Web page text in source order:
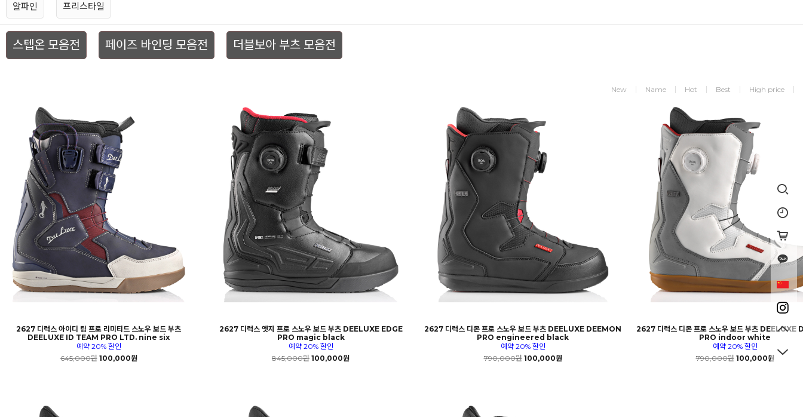
알파인 프리스타일
스텝온 모음전 페이즈 바인딩 모음전 더블보아 부츠 모음전
New Name Hot Best High price
2627 디럭스 아이디 팀 프로 리미티드 스노우 보드 부츠
DEELUXE ID TEAM PRO LTD. nine six
예약 20% 할인
645,000원 100,000원
2627 디럭스 엣지 프로 스노우 보드 부츠 DEELUXE EDGE
PRO magic black
예약 20% 할인
845,000원 100,000원
2627 디럭스 디몬 프로 스노우 보드 부츠 DEELUXE DEEMON
PRO engineered black
예약 20% 할인
790,000원 100,000원
2627 디럭스 디몬 프로 스노우 보드 부츠 DEELUXE
PRO indoor white
예약 20% 할인
790,000원 100,000원